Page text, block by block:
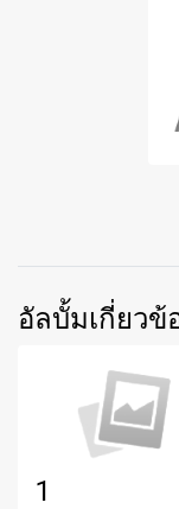
อัลบั้มเกี่ยวข้
1